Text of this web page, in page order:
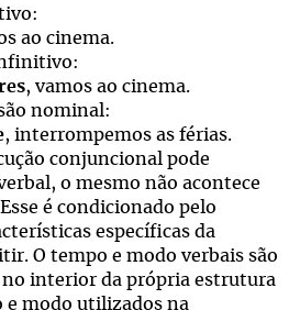
ao cinema.
, vamos ao cinema.
nominal:
, interrompemos as férias.
conjuncional pode
o mesmo não acontece
é condicionado pelo
específicas da
O tempo e modo verbais são
interior da própria estrutura
e modo utilizados na